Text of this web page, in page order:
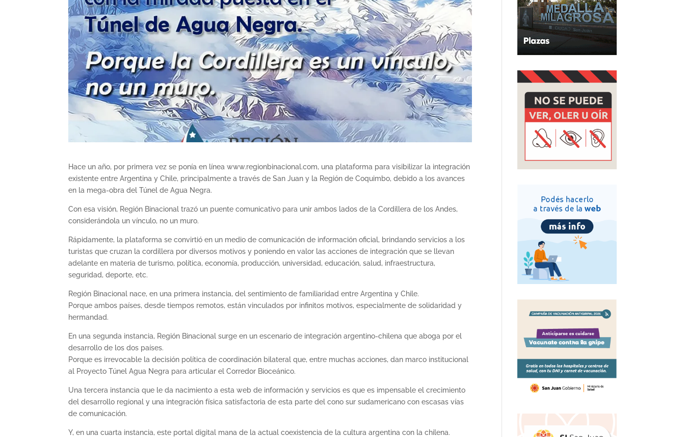
Hace un año, por primera vez se ponía en línea www.regionbinacional.com, una plataforma para visibilizar la integración
existente entre Argentina y Chile, principalmente a través de San Juan y la Región de Coquimbo, debido a los avances
en la mega-obra del Túnel de Agua Negra.
Con esa visión, Región Binacional trazó un puente comunicativo para unir ambos lados de la Cordillera de los Andes,
considerándola un vínculo, no un muro.
Rápidamente, la plataforma se convirtió en un medio de comunicación de información oficial, brindando servicios a los
turistas que cruzan la cordillera por diversos motivos y poniendo en valor las acciones de integración que se llevan
adelante en materia de turismo, política, economía, producción, universidad, educación, salud, infraestructura,
seguridad, deporte, etc.
Región Binacional nace, en una primera instancia, del sentimiento de familiaridad entre Argentina y Chile.
Porque ambos países, desde tiempos remotos, están vinculados por infinitos motivos, especialmente de solidaridad y
hermandad.
En una segunda instancia, Región Binacional surge en un escenario de integración argentino-chilena que aboga por el
desarrollo de los dos países.
Porque es irrevocable la decisión política de coordinación bilateral que, entre muchas acciones, dan marco institucional
al Proyecto Túnel Agua Negra para articular el Corredor Bioceánico.
Una tercera instancia que le da nacimiento a esta web de información y servicios es que es impensable el crecimiento
del desarrollo regional y una integración física satisfactoria de esta parte del cono sur sudamericano con escasas vías
de comunicación.
Y, en una cuarta instancia, este portal digital mana de la actual coexistencia de la cultura argentina con la chilena.